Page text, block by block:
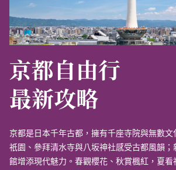
京都自由行
最新攻略
京都是日本千年古都，擁有千座寺院與無數
祇園、參拜清水寺與八坂神社感受古都風韻
館增添現代魅力。春觀櫻花、秋賞楓紅，夏看